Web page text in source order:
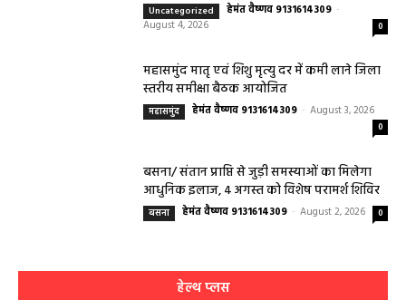
Uncategorized हेमंत वैष्णव 9131614309 -
August 4, 2026
0
महासमुंद मातृ एवं शिशु मृत्यु दर में कमी लाने जिला
स्तरीय समीक्षा बैठक आयोजित
महासमुंद हेमंत वैष्णव 9131614309 - August 3, 2026
0
बसना/ संतान प्राप्ति से जुड़ी समस्याओं का मिलेगा
आधुनिक इलाज, 4 अगस्त को विशेष परामर्श शिविर
बसना हेमंत वैष्णव 9131614309 - August 2, 2026 0
हेल्थ प्लस